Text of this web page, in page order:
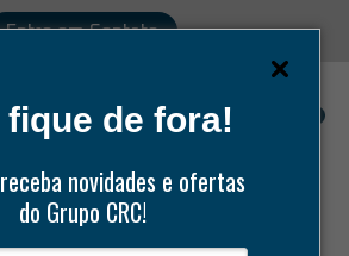
fique de fora!
novidades e ofertas
do Grupo CRC!
Entre em Contato